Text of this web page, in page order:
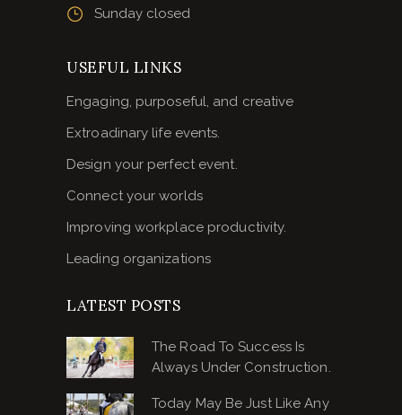
Sunday closed
USEFUL LINKS
Engaging, purposeful, and creative
Extroadinary life events.
Design your perfect event.
Connect your worlds
Improving workplace productivity.
Leading organizations
LATEST POSTS
The Road To Success Is
Always Under Construction.
Today May Be Just Like Any